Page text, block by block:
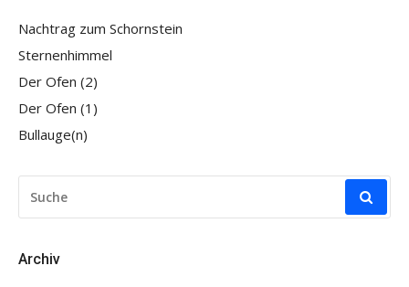
Nachtrag zum Schornstein
Sternenhimmel
Der Ofen (2)
Der Ofen (1)
Bullauge(n)
NACH:
Archiv